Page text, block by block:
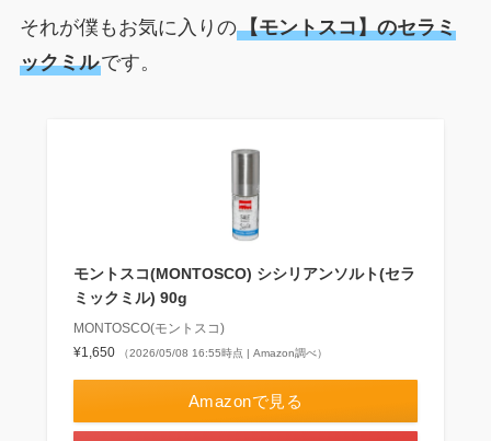
それが僕もお気に入りの【モントスコ】のセラミ
ックミルです。
モントスコ(MONTOSCO) シシリアンソルト(セラ
ミックミル) 90g
MONTOSCO(モントスコ)
¥1,650
（2026/05/08 16:55時点 | Amazon調べ）
Amazonで見る